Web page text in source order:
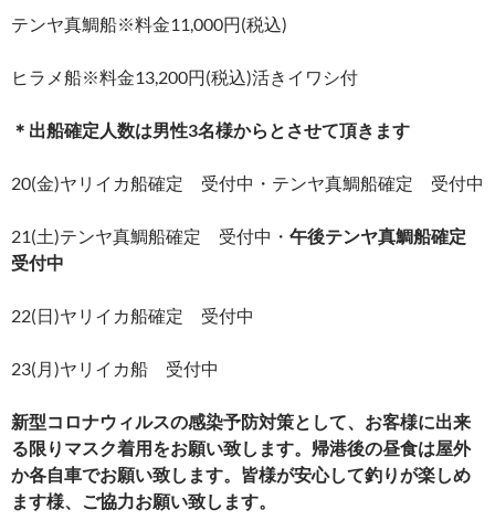
テンヤ真鯛船※料金11,000円(税込)
ヒラメ船※料金13,200円(税込)活きイワシ付
＊出船確定人数は男性3名様からとさせて頂きます
20(金)ヤリイカ船確定 受付中・テンヤ真鯛船確定 受付中
21(土)テンヤ真鯛船確定 受付中・ 午後テンヤ真鯛船確定
受付中
22(日)ヤリイカ船確定 受付中
23(月)ヤリイカ船 受付中
新型コロナウィルスの感染予防対策として、お客様に出来
る限りマスク着用をお願い致します。帰港後の昼食は屋外
か各自車でお願い致します。皆様が安心して釣りが楽しめ
ます様、ご協力お願い致します。